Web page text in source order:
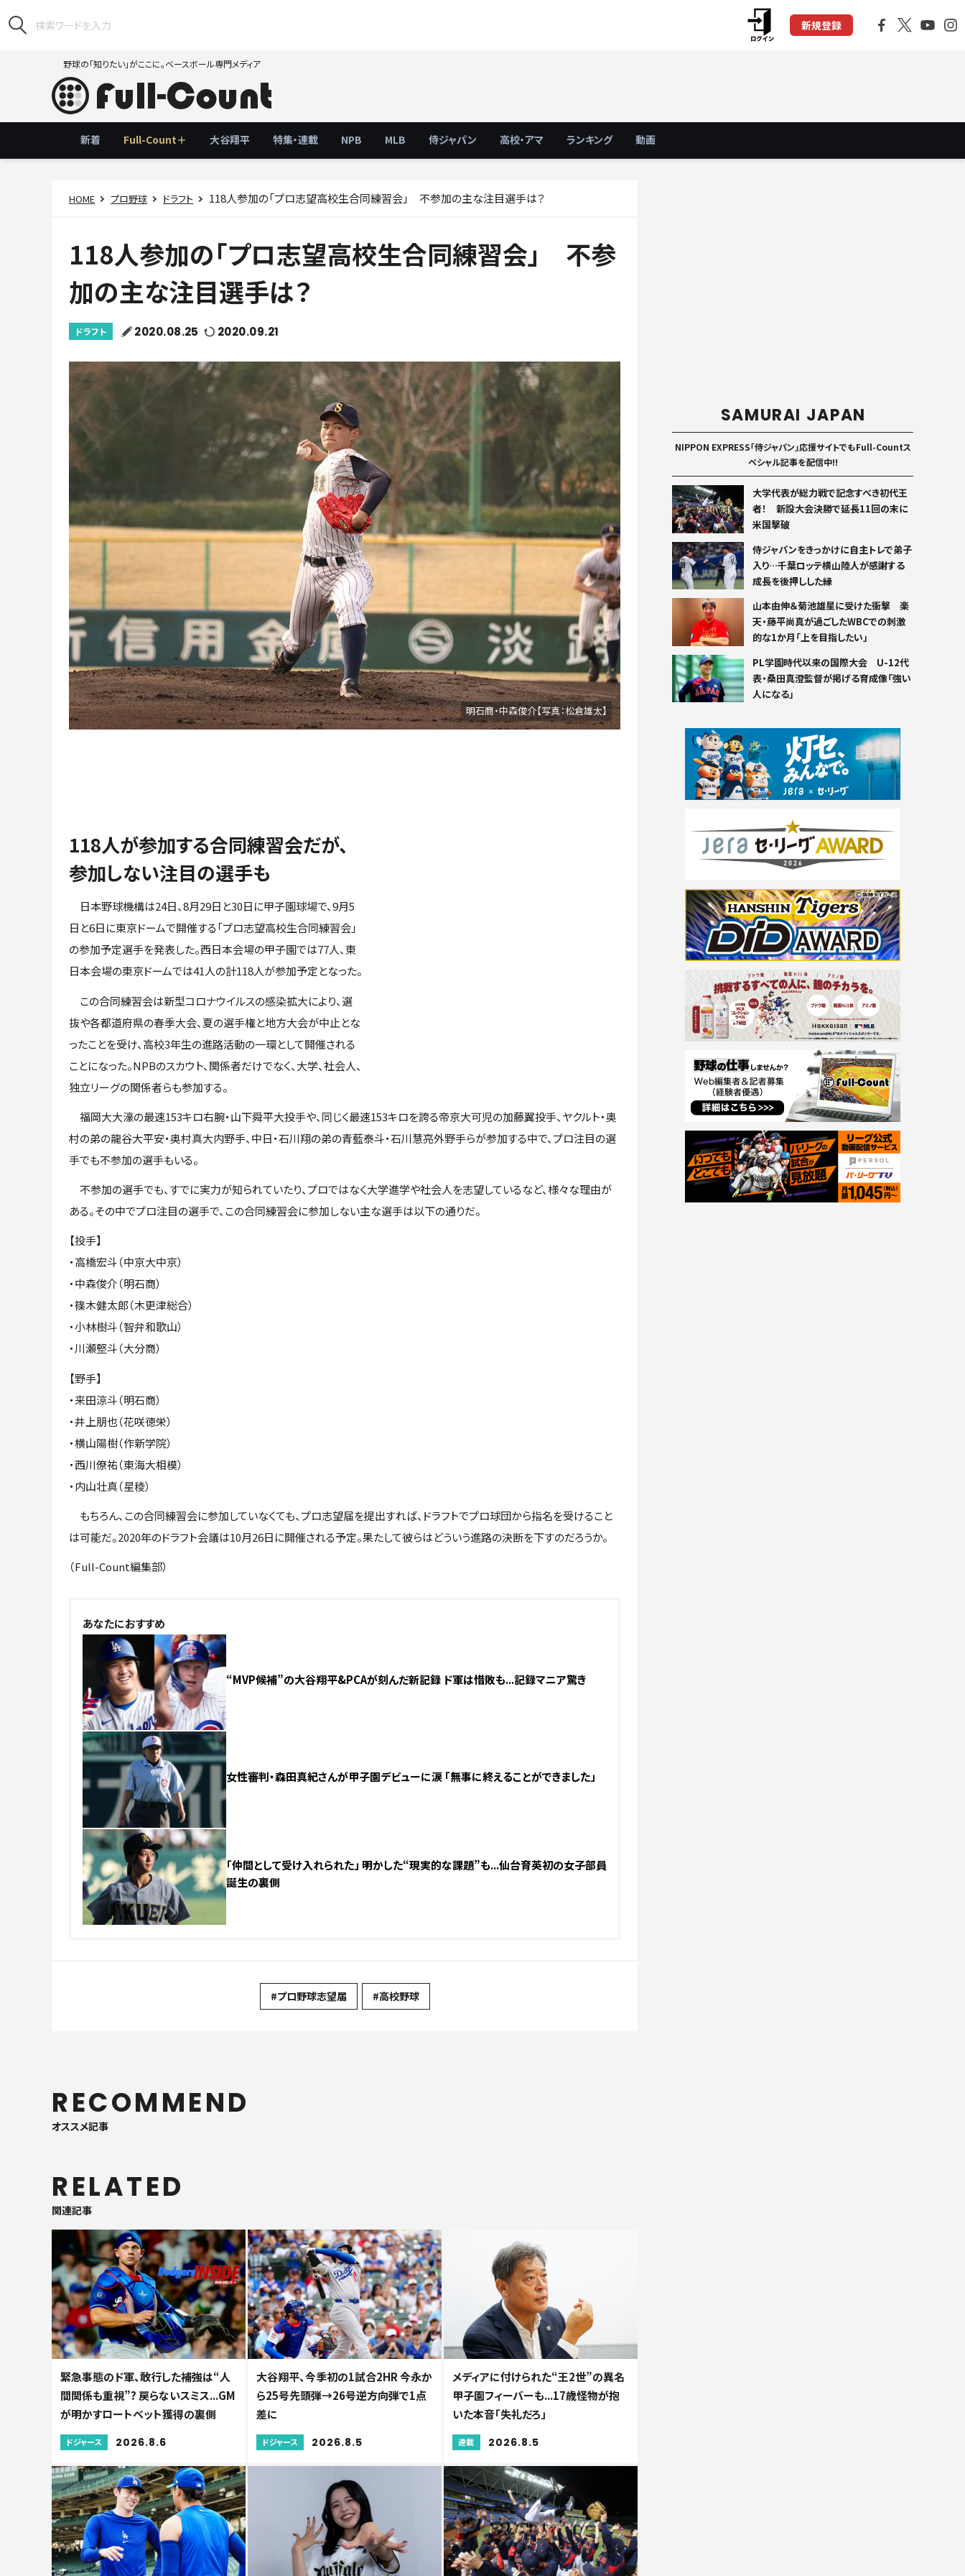
新規登録
野球の「知りたい」がここに。ベースボール専門メディア
新着 Full-Count＋ 大谷翔平 特集・連載 NPB MLB 侍ジャパン 高校・アマ ランキング 動画
HOME プロ野球 ドラフト 118人参加の「プロ志望高校生合同練習会」 不参加の主な注目選手は？
118人参加の「プロ志望高校生合同練習会」 不参
加の主な注目選手は？
ドラフト 2020.08.25 2020.09.21
明石商・中森俊介【写真：松倉雄太】
118人が参加する合同練習会だが、
参加しない注目の選手も
日本野球機構は24日、8月29日と30日に甲子園球場で、9月5
日と6日に東京ドームで開催する「プロ志望高校生合同練習会」
の参加予定選手を発表した。西日本会場の甲子園では77人、東
日本会場の東京ドームでは41人の計118人が参加予定となった。
この合同練習会は新型コロナウイルスの感染拡大により、選
抜や各都道府県の春季大会、夏の選手権と地方大会が中止とな
ったことを受け、高校3年生の進路活動の一環として開催される
ことになった。NPBのスカウト、関係者だけでなく、大学、社会人、
独立リーグの関係者らも参加する。
福岡大大濠の最速153キロ右腕・山下舜平大投手や、同じく最速153キロを誇る帝京大可児の加藤翼投手、ヤクルト・奥
村の弟の龍谷大平安・奥村真大内野手、中日・石川翔の弟の青藍泰斗・石川慧亮外野手らが参加する中で、プロ注目の選
手でも不参加の選手もいる。
不参加の選手でも、すでに実力が知られていたり、プロではなく大学進学や社会人を志望しているなど、様々な理由が
ある。その中でプロ注目の選手で、この合同練習会に参加しない主な選手は以下の通りだ。
【投手】
・高橋宏斗（中京大中京）
・中森俊介（明石商）
・篠木健太郎（木更津総合）
・小林樹斗（智弁和歌山）
・川瀬堅斗（大分商）
【野手】
・来田涼斗（明石商）
・井上朋也（花咲徳栄）
・横山陽樹（作新学院）
・西川僚祐（東海大相模）
・内山壮真（星稜）
もちろん、この合同練習会に参加していなくても、プロ志望届を提出すれば、ドラフトでプロ球団から指名を受けること
は可能だ。2020年のドラフト会議は10月26日に開催される予定。果たして彼らはどういう進路の決断を下すのだろうか。
（Full-Count編集部）
あなたにおすすめ
“MVP候補”の大谷翔平&PCAが刻んだ新記録 ド軍は惜敗も...記録マニア驚き
女性審判・森田真紀さんが甲子園デビューに涙 「無事に終えることができました」
「仲間として受け入れられた」 明かした“現実的な課題”も...仙台育英初の女子部員
誕生の裏側
#プロ野球志望届 #高校野球
RECOMMEND
オススメ記事
RELATED
関連記事
緊急事態のド軍、敢行した補強は“人
間関係も重視”? 戻らないスミス...GM
が明かすロートベット獲得の裏側
ドジャース 2026.8.6
大谷翔平、今季初の1試合2HR 今永か
ら25号先頭弾→26号逆方向弾で1点
差に
ドジャース 2026.8.5
メディアに付けられた“王2世”の異名
甲子園フィーバーも...17歳怪物が抱
いた本音「失礼だろ」
連載 2026.8.5
SAMURAI JAPAN
NIPPON EXPRESS「侍ジャパン」応援サイトでもFull-Countス
ペシャル記事を配信中!!
大学代表が総力戦で記念すべき初代王
者！ 新設大会決勝で延長11回の末に
米国撃破
侍ジャパンをきっかけに自主トレで弟子
入り…千葉ロッテ横山陸人が感謝する
成長を後押しした縁
山本由伸＆菊池雄星に受けた衝撃 楽
天・藤平尚真が過ごしたWBCでの刺激
的な1か月「上を目指したい」
PL学園時代以来の国際大会 U-12代
表・桑田真澄監督が掲げる育成像「強い
人になる」